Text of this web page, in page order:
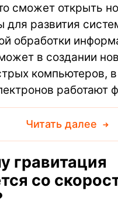
сможет открыть
для развития
обработки
в создании
компьютеров,
работают
Читать далее
гравитация
со